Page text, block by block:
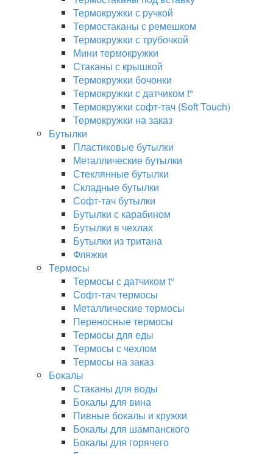
Термокружки с ручкой
Термостаканы с ремешком
Термокружки с трубочкой
Мини термокружки
Стаканы с крышкой
Термокружки бочонки
Термокружки с датчиком t°
Термокружки софт-тач (Soft Touch)
Термокружки на заказ
Бутылки
Пластиковые бутылки
Металлические бутылки
Стеклянные бутылки
Складные бутылки
Софт-тач бутылки
Бутылки с карабином
Бутылки в чехлах
Бутылки из тритана
Фляжки
Термосы
Термосы с датчиком t°
Софт-тач термосы
Металлические термосы
Переносные термосы
Термосы для еды
Термосы с чехлом
Термосы на заказ
Бокалы
Стаканы для воды
Бокалы для вина
Пивные бокалы и кружки
Бокалы для шампанского
Бокалы для горячего